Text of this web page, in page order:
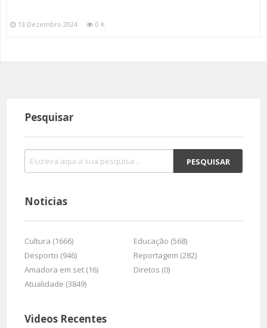
13 Dezembro 2024 0 K
Pesquisar
Noticias
Cultura (1666)
Educação (568)
Desporto (946)
Reportagem (282)
Amadora em set (16)
Diretos (0)
Atualidade (3849)
Videos Recentes